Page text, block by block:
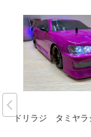
ドリラジ タミヤラ